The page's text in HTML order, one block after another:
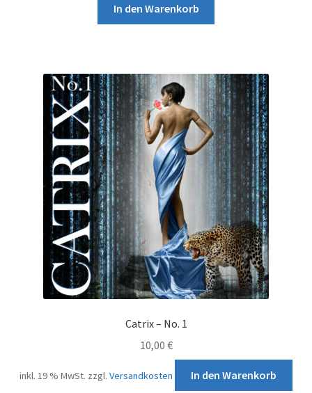
In den Warenkorb
Catrix – No. 1
10,00 €
inkl. 19 % MwSt. zzgl.Versandkosten In den Warenkorb